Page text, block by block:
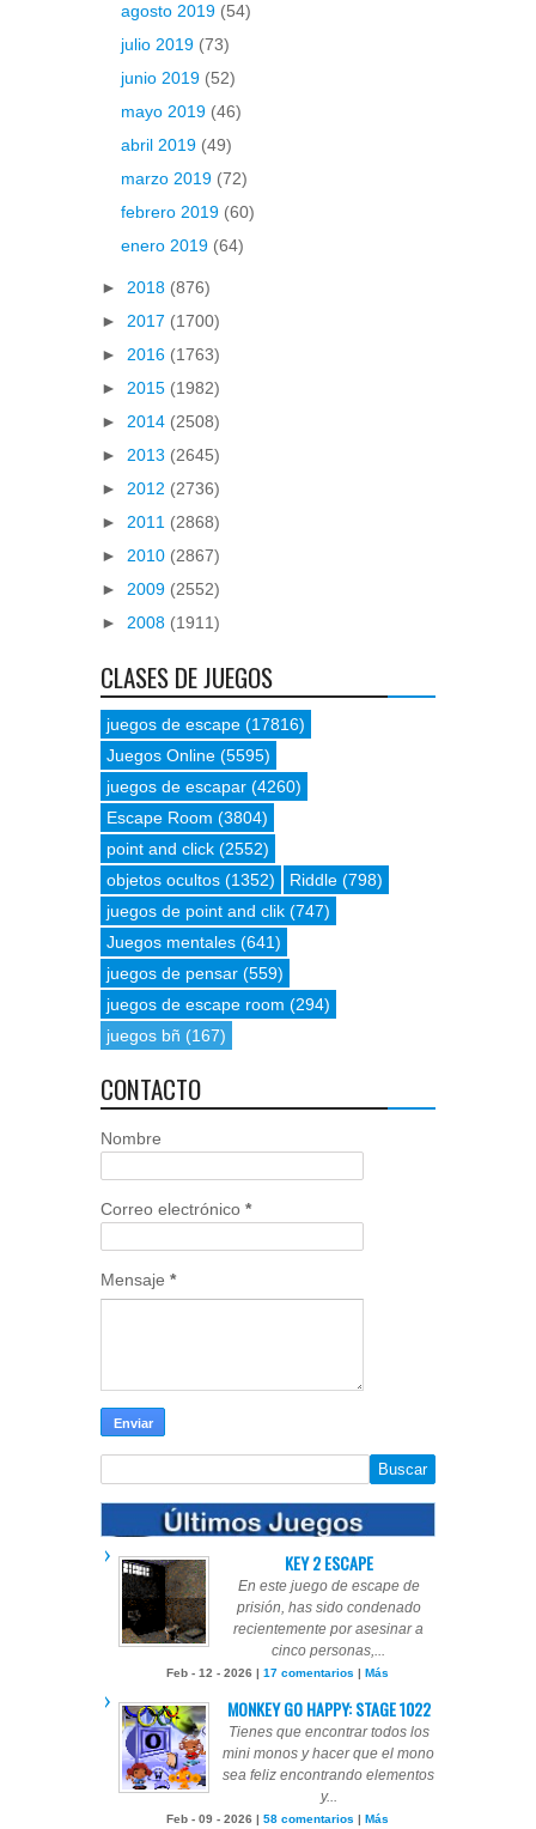
agosto 2019 (54)
julio 2019 (73)
junio 2019 (52)
mayo 2019 (46)
abril 2019 (49)
marzo 2019 (72)
febrero 2019 (60)
enero 2019 (64)
► 2018 (876)
► 2017 (1700)
► 2016 (1763)
► 2015 (1982)
► 2014 (2508)
► 2013 (2645)
► 2012 (2736)
► 2011 (2868)
► 2010 (2867)
► 2009 (2552)
► 2008 (1911)
CLASES DE JUEGOS
juegos de escape (17816)
Juegos Online (5595)
juegos de escapar (4260)
Escape Room (3804)
point and click (2552)
objetos ocultos (1352) Riddle (798)
juegos de point and clik (747)
Juegos mentales (641)
juegos de pensar (559)
juegos de escape room (294)
juegos bñ (167)
CONTACTO
Nombre
Correo electrónico *
Mensaje *
KEY 2 ESCAPE
En este juego de escape de
prisión, has sido condenado
recientemente por asesinar a
cinco personas,...
Feb - 12 - 2026 | 17 comentarios | Más
MONKEY GO HAPPY: STAGE 1022
Tienes que encontrar todos los
mini monos y hacer que el mono
sea feliz encontrando elementos
y...
Feb - 09 - 2026 | 58 comentarios | Más